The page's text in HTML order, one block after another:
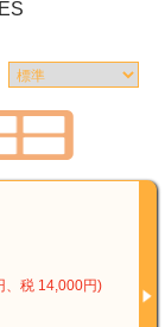
、税 14,000円)